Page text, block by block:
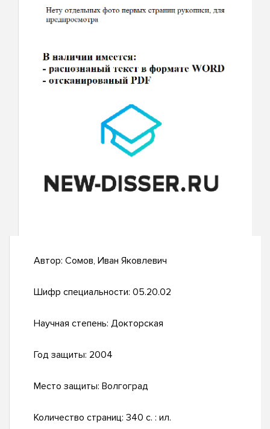
Автор: Сомов, Иван Яковлевич
Шифр специальности: 05.20.02
Научная степень: Докторская
Год защиты: 2004
Место защиты: Волгоград
Количество страниц: 340 с. : ил.